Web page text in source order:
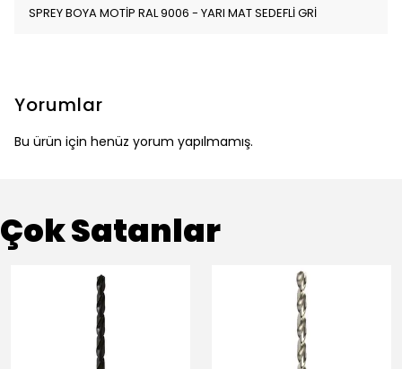
SPREY BOYA MOTİP RAL 9006 - YARI MAT SEDEFLİ GRİ
Yorumlar
Bu ürün için henüz yorum yapılmamış.
Çok Satanlar